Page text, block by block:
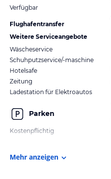
Verfügbar
Flughafentransfer
Weitere Serviceangebote
Wäscheservice
Schuhputzservice/-maschine
Hotelsafe
Zeitung
Ladestation für Elektroautos
Parken
Kostenpflichtig
Mehr anzeigen